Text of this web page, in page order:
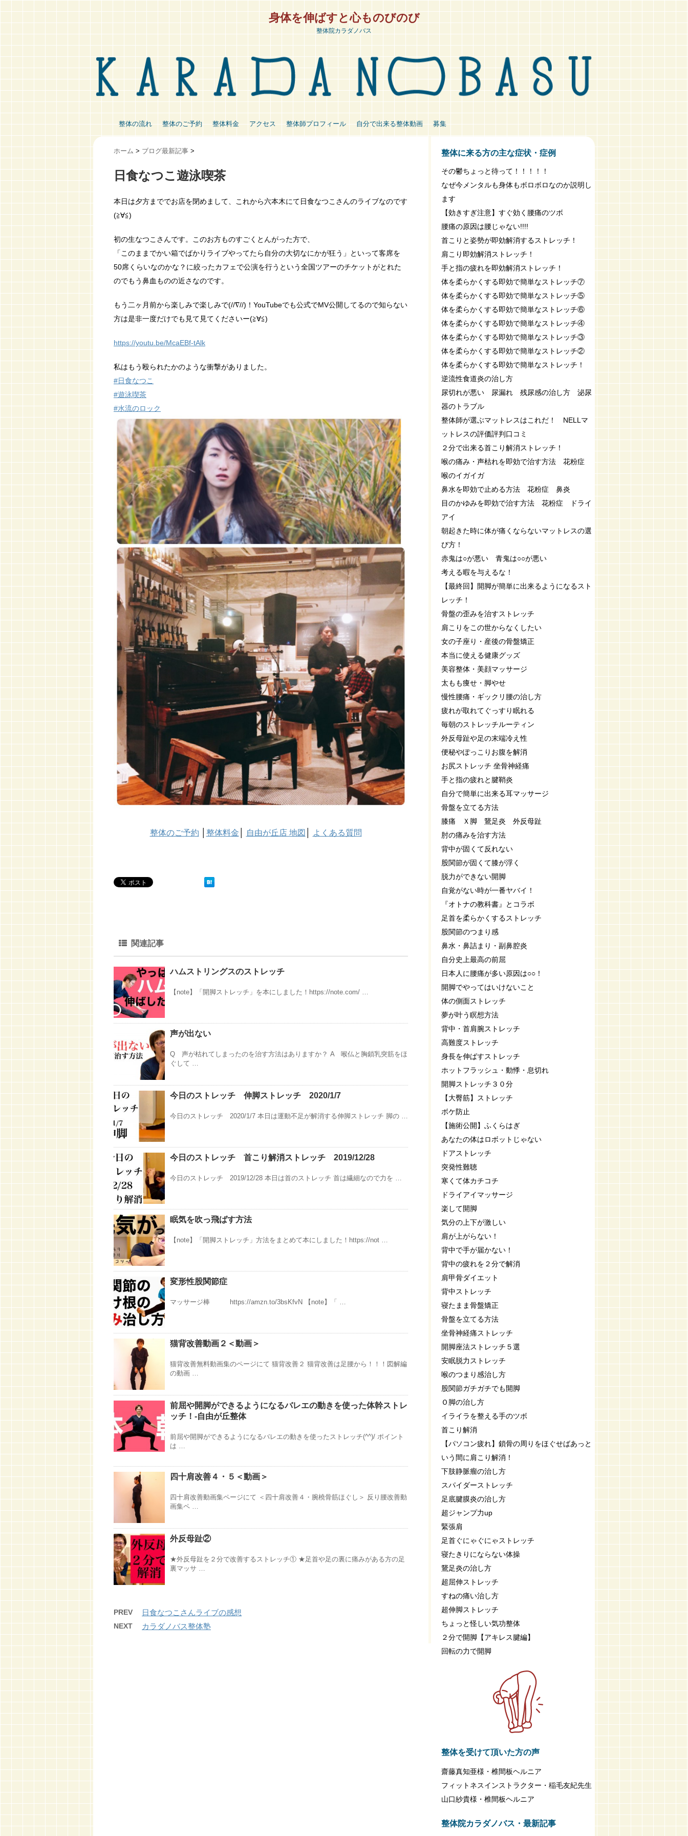
身体を伸ばすと心ものびのび
整体院カラダノバス
整体の流れ 整体のご予約 整体料金 アクセス 整体師プロフィール 自分で出来る整体動画 募集
ホーム > ブログ最新記事 >
日食なつこ遊泳喫茶
本日は夕方まででお店を閉めまして、これから六本木にて日食なつこさんのライブなのです
(≧∀≦)
初の生なつこさんです。このお方ものすごくとんがった方で、
「このままでかい箱でばかりライブやってたら自分の大切なにかが狂う」といって客席を
50席くらいなのかな？に絞ったカフェで公演を行うという全国ツアーのチケットがとれた
のでもう鼻血ものの近さなのです。
もう二ヶ月前から楽しみで楽しみで(//∇//)！YouTubeでも公式でMV公開してるので知らない
方は是非一度だけでも見て見てくださいー(≧∀≦)
https://youtu.be/McaEBf-tAlk
私はもう殴られたかのような衝撃がありました。
#日食なつこ
#遊泳喫茶
#水流のロック
整体のご予約 整体料金 自由が丘店 地図 よくある質問
関連記事
ハムストリングスのストレッチ
【note】「開脚ストレッチ」を本にしました！https://note.com/ …
声が出ない
Q 声が枯れてしまったのを治す方法はありますか？ A 喉仏と胸鎖乳突筋をほ
ぐして …
今日のストレッチ 伸脚ストレッチ 2020/1/7
今日のストレッチ 2020/1/7 本日は運動不足が解消する伸脚ストレッチ 脚の …
今日のストレッチ 首こり解消ストレッチ 2019/12/28
今日のストレッチ 2019/12/28 本日は首のストレッチ 首は繊細なので力を …
眠気を吹っ飛ばす方法
【note】「開脚ストレッチ」方法をまとめて本にしました！https://not …
変形性股関節症
マッサージ棒 https://amzn.to/3bsKfvN 【note】「 …
猫背改善動画２＜動画＞
猫背改善無料動画集のページにて 猫背改善２ 猫背改善は足腰から！！！図解編
の動画 …
前屈や開脚ができるようになるバレエの動きを使った体幹ストレ
ッチ！-自由が丘整体
前屈や開脚ができるようになるバレエの動きを使ったストレッチ(^^)/ ポイント
は …
四十肩改善４・５＜動画＞
四十肩改善動画集ページにて ＜四十肩改善４・腕橈骨筋ほぐし＞ 反り腰改善動
画集ペ …
外反母趾②
★外反母趾を２分で改善するストレッチ① ★足首や足の裏に痛みがある方の足
裏マッサ …
PREV 日食なつこさんライブの感想
NEXT カラダノバス整体塾
整体に来る方の主な症状・症例
その鬱ちょっと待って！！！！！
なぜ今メンタルも身体もボロボロなのか説明し
ます
【効きすぎ注意】すぐ効く腰痛のツボ
腰痛の原因は腰じゃない!!!!
首こりと姿勢が即効解消するストレッチ！
肩こり即効解消ストレッチ！
手と指の疲れを即効解消ストレッチ！
体を柔らかくする即効で簡単なストレッチ⑦
体を柔らかくする即効で簡単なストレッチ⑤
体を柔らかくする即効で簡単なストレッチ⑥
体を柔らかくする即効で簡単なストレッチ④
体を柔らかくする即効で簡単なストレッチ③
体を柔らかくする即効で簡単なストレッチ②
体を柔らかくする即効で簡単なストレッチ！
逆流性食道炎の治し方
尿切れが悪い 尿漏れ 残尿感の治し方 泌尿
器のトラブル
整体師が選ぶマットレスはこれだ！ NELLマ
ットレスの評価評判口コミ
２分で出来る首こり解消ストレッチ！
喉の痛み・声枯れを即効で治す方法 花粉症
喉のイガイガ
鼻水を即効で止める方法 花粉症 鼻炎
目のかゆみを即効で治す方法 花粉症 ドライ
アイ
朝起きた時に体が痛くならないマットレスの選
び方！
赤鬼は○が悪い 青鬼は○○が悪い
考える暇を与えるな！
【最終回】開脚が簡単に出来るようになるスト
レッチ！
骨盤の歪みを治すストレッチ
肩こりをこの世からなくしたい
女の子座り・産後の骨盤矯正
本当に使える健康グッズ
美容整体・美顔マッサージ
太もも痩せ・脚やせ
慢性腰痛・ギックリ腰の治し方
疲れが取れてぐっすり眠れる
毎朝のストレッチルーティン
外反母趾や足の末端冷え性
便秘やぽっこりお腹を解消
お尻ストレッチ 坐骨神経痛
手と指の疲れと腱鞘炎
自分で簡単に出来る耳マッサージ
骨盤を立てる方法
膝痛 Ｘ脚 鵞足炎 外反母趾
肘の痛みを治す方法
背中が固くて反れない
股関節が固くて膝が浮く
脱力ができない開脚
自覚がない時が一番ヤバイ！
『オトナの教科書』とコラボ
足首を柔らかくするストレッチ
股関節のつまり感
鼻水・鼻詰まり・副鼻腔炎
自分史上最高の前屈
日本人に腰痛が多い原因は○○！
開脚でやってはいけないこと
体の側面ストレッチ
夢が叶う瞑想方法
背中・首肩腕ストレッチ
高難度ストレッチ
身長を伸ばすストレッチ
ホットフラッシュ・動悸・息切れ
開脚ストレッチ３０分
【大臀筋】ストレッチ
ボケ防止
【施術公開】ふくらはぎ
あなたの体はロボットじゃない
ドアストレッチ
突発性難聴
寒くて体カチコチ
ドライアイマッサージ
楽して開脚
気分の上下が激しい
肩が上がらない！
背中で手が届かない！
背中の疲れを２分で解消
肩甲骨ダイエット
背中ストレッチ
寝たまま骨盤矯正
骨盤を立てる方法
坐骨神経痛ストレッチ
開脚座法ストレッチ５選
安眠脱力ストレッチ
喉のつまり感治し方
股関節ガチガチでも開脚
Ｏ脚の治し方
イライラを整える手のツボ
首こり解消
【パソコン疲れ】鎖骨の周りをほぐせばあっと
いう間に肩こり解消！
下肢静脈瘤の治し方
スパイダーストレッチ
足底腱膜炎の治し方
超ジャンプ力up
緊張肩
足首ぐにゃぐにゃストレッチ
寝たきりにならない体操
鵞足炎の治し方
超屈伸ストレッチ
すねの痛い治し方
超伸脚ストレッチ
ちょっと怪しい気功整体
２分で開脚【アキレス腱編】
回転の力で開脚
整体を受けて頂いた方の声
齋藤真知亜様・椎間板ヘルニア
フィットネスインストラクター・稲毛友紀先生
山口紗貴様・椎間板ヘルニア
整体院カラダノバス・最新記事